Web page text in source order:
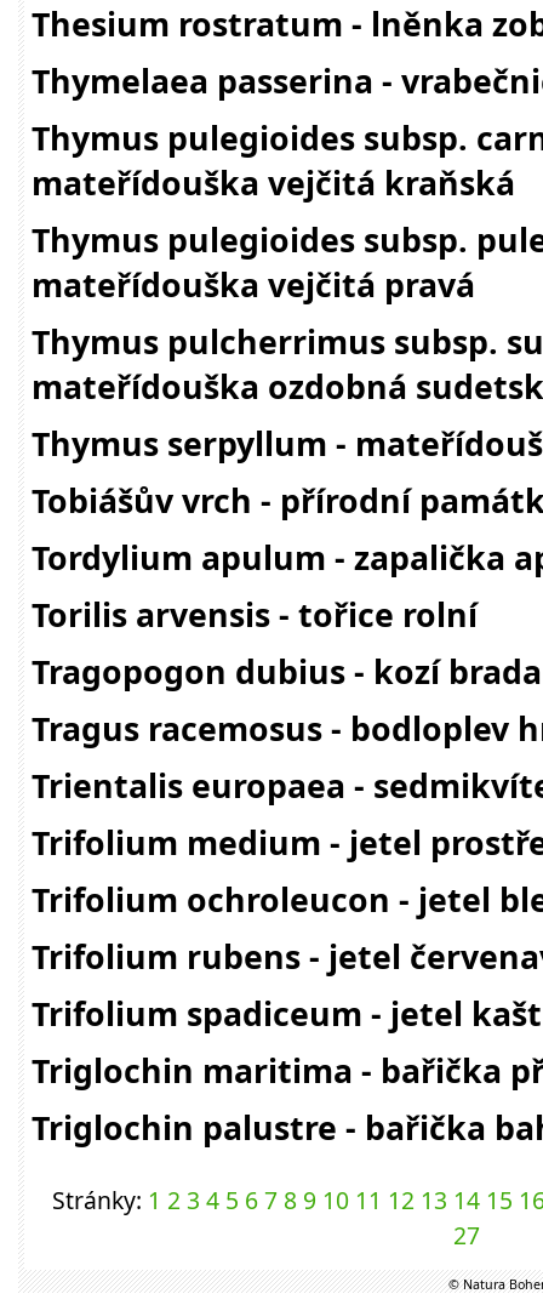
Thesium rostratum - lněnka
Thymelaea passerina -
Thymus pulegioides subsp.
mateřídouška vejčitá kraňská
Thymus pulegioides subsp.
mateřídouška vejčitá pravá
Thymus pulcherrimus subsp.
mateřídouška ozdobná
Thymus serpyllum -
Tobiášův vrch - přírodní
Tordylium apulum - zapalička
Torilis arvensis - tořice rolní
Tragopogon dubius - kozí
Tragus racemosus - bodloplev
Trientalis europaea -
Trifolium medium - jetel
Trifolium ochroleucon - jetel
Trifolium rubens - jetel
Trifolium spadiceum - jetel
Triglochin maritima - bařička
Triglochin palustre - bařička
Stránky: 1 2 3 4 5 6 7 8 9 10 11 12 13 14 15
27
© Natura